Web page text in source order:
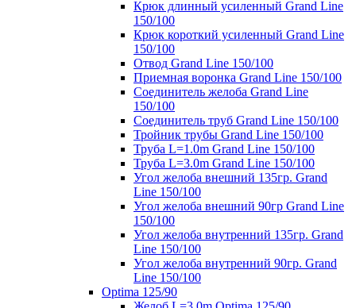
Крюк длинный усиленный Grand Line
150/100
Крюк короткий усиленный Grand Line
150/100
Отвод Grand Line 150/100
Приемная воронка Grand Line 150/100
Соединитель желоба Grand Line
150/100
Соединитель труб Grand Line 150/100
Тройник трубы Grand Line 150/100
Труба L=1.0m Grand Line 150/100
Труба L=3.0m Grand Line 150/100
Угол желоба внешний 135гр. Grand
Line 150/100
Угол желоба внешний 90гр Grand Line
150/100
Угол желоба внутренний 135гр. Grand
Line 150/100
Угол желоба внутренний 90гр. Grand
Line 150/100
Optima 125/90